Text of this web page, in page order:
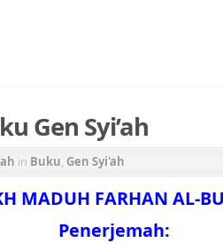
Gen Syi’ah
in Buku, Gen Syi'ah
MADUH FARHAN AL-
Penerjemah: